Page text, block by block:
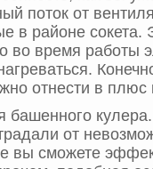
поток от
районе сокета.
во время работы
отнести в плюс
башенного
от
вы сможете